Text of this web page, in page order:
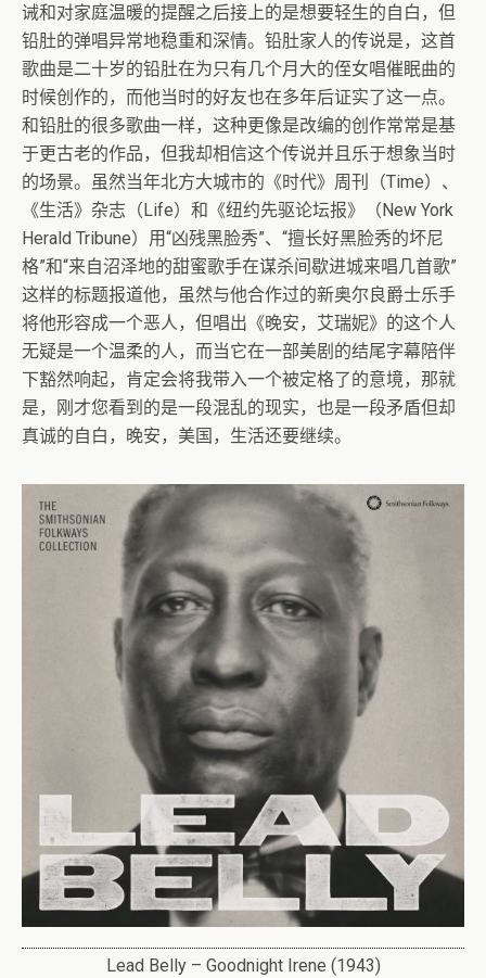
诫和对家庭温暖的提醒之后接上的是想要轻生的自白，但
铅肚的弹唱异常地稳重和深情。铅肚家人的传说是，这首
歌曲是二十岁的铅肚在为只有几个月大的侄女唱催眠曲的
时候创作的，而他当时的好友也在多年后证实了这一点。
和铅肚的很多歌曲一样，这种更像是改编的创作常常是基
于更古老的作品，但我却相信这个传说并且乐于想象当时
的场景。虽然当年北方大城市的《时代》周刊（Time）、
《生活》杂志（Life）和《纽约先驱论坛报》（New York
Herald Tribune）用“凶残黑脸秀”、“擅长好黑脸秀的坏尼
格”和“来自沼泽地的甜蜜歌手在谋杀间歇进城来唱几首歌”
这样的标题报道他，虽然与他合作过的新奥尔良爵士乐手
将他形容成一个恶人，但唱出《晚安，艾瑞妮》的这个人
无疑是一个温柔的人，而当它在一部美剧的结尾字幕陪伴
下豁然响起，肯定会将我带入一个被定格了的意境，那就
是，刚才您看到的是一段混乱的现实，也是一段矛盾但却
真诚的自白，晚安，美国，生活还要继续。
Lead Belly – Goodnight Irene (1943)